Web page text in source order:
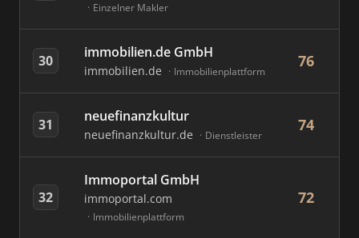
Einzelner Makler
30 immobilien.de GmbH
immobilien.de Immobilienplattform
76
31 neuefinanzkultur
neuefinanzkultur.de Dienstleister
74
32
Immoportal GmbH
immoportal.com
Immobilienplattform
72